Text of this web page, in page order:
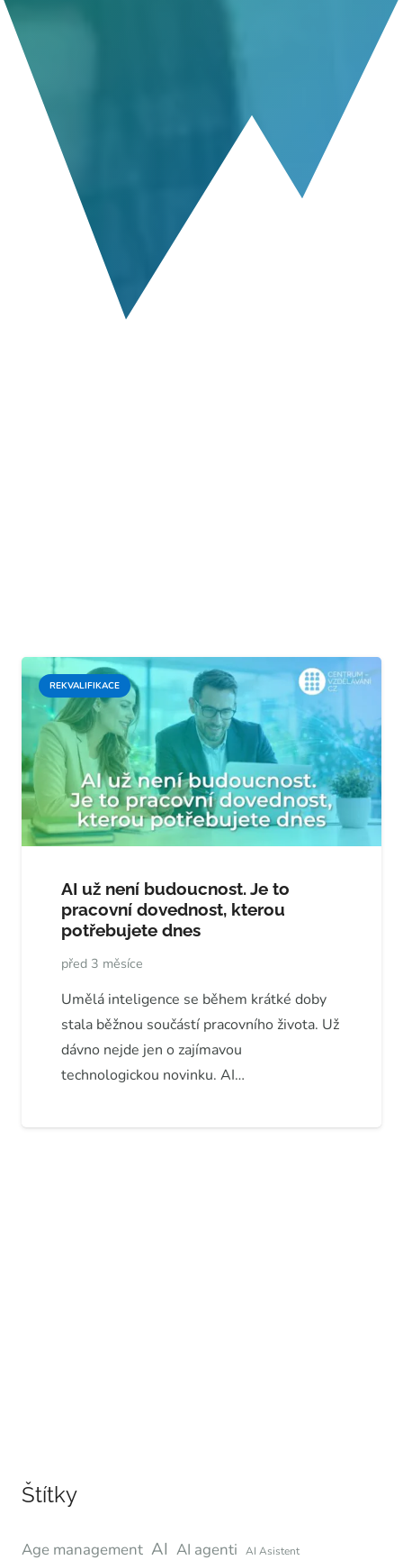
REKVALIFIKACE
AI už není budoucnost. Je to
pracovní dovednost, kterou
potřebujete dnes
před 3 měsíce
Umělá inteligence se během krátké doby
stala běžnou součástí pracovního života. Už
dávno nejde jen o zajímavou
technologickou novinku. AI…
Štítky
Age management AI AI agenti AI Asistent